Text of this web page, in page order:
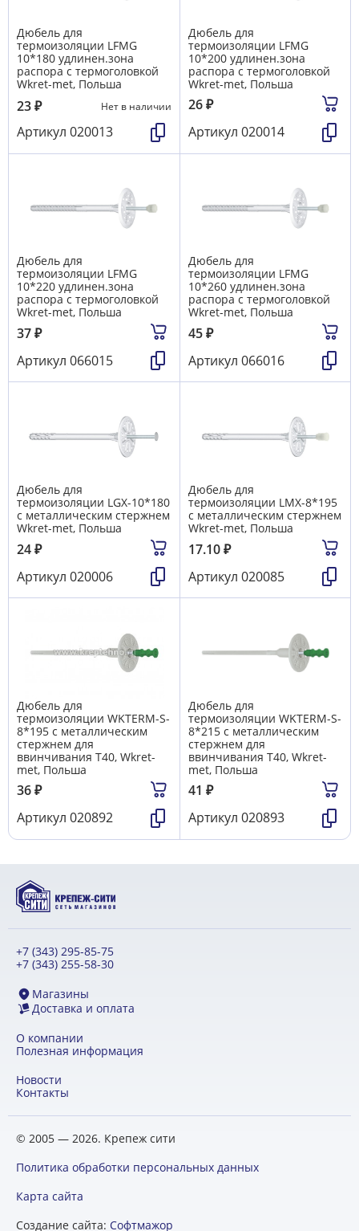
Дюбель для
термоизоляции LFМG
10*180 удлинен.зона
распора с термоголовкой
Wkret-met, Польша
23₽ Нет в наличии
Артикул 020013
Дюбель для
термоизоляции LFМG
10*200 удлинен.зона
распора с термоголовкой
Wkret-met, Польша
26₽
Артикул 020014
Дюбель для
термоизоляции LFМG
10*220 удлинен.зона
распора с термоголовкой
Wkret-met, Польша
37₽
Артикул 066015
Дюбель для
термоизоляции LFМG
10*260 удлинен.зона
распора с термоголовкой
Wkret-met, Польша
45₽
Артикул 066016
Дюбель для
термоизоляции LGX-10*180
с металлическим стержнем
Wkret-met, Польша
24₽
Артикул 020006
Дюбель для
термоизоляции LMX-8*195
с металлическим стержнем
Wkret-met, Польша
17.10₽
Артикул 020085
Дюбель для
термоизоляции WKTERM-S-
8*195 с металлическим
стержнем для
ввинчивания T40, Wkret-
met, Польша
36₽
Артикул 020892
Дюбель для
термоизоляции WKTERM-S-
8*215 с металлическим
стержнем для
ввинчивания T40, Wkret-
met, Польша
41 ₽
Артикул 020893
+7 (343) 295-85-75
+7 (343) 255-58-30
Магазины
Доставка и оплата
О компании
Полезная информация
Новости
Контакты
© 2005 — 2026. Крепеж сити
Политика обработки персональных данных
Карта сайта
Создание сайта: Софтмажор